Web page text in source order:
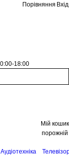
Порівняння Вхід
18:00
Мій кошик
порожній
Аудіотехніка